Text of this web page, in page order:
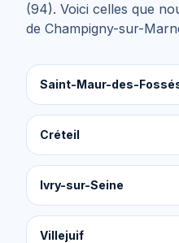
(94). Voici celles que
de Champigny-sur-
Saint-Maur-des-
Créteil
Ivry-sur-Seine
Villejuif